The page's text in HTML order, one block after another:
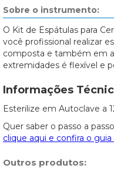
Sobre o instrumento:
O Kit de Espátulas para
você profissional realizar
composta e também em
extremidades é flexível e
Informações
Esterilize em Autoclave a
Quer saber o passo a
clique aqui e confira o
Outros produtos: